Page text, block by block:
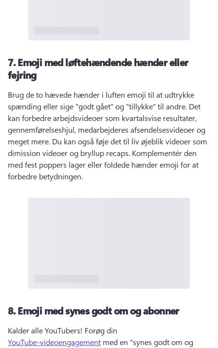
7.Emoji med løftehændende hænder eller
fejring
Brug de to hævede hænder i luften emoji til at udtrykke
spænding eller sige "godt gået" og "tillykke" til andre. Det
kan forbedre arbejdsvideoer som kvartalsvise resultater,
gennemførelseshjul, medarbejderes afsendelsesvideoer og
meget mere. Du kan også føje det til liv øjeblik videoer som
dimission videoer og bryllup recaps. Komplementér den
med fest poppers lager eller foldede hænder emoji for at
forbedre betydningen.
8.Emoji med synes godt om og abonner
Kalder alle YouTubers! Forøg din
YouTube-videoengagement med en "synes godt om og